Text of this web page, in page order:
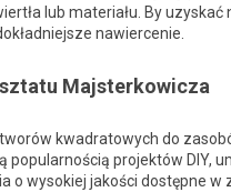
lub materiału. By
nawiercenie.
Majsterkowicza
kwadratowych do
popularnością projektów DIY,
o wysokiej jakości dostępne